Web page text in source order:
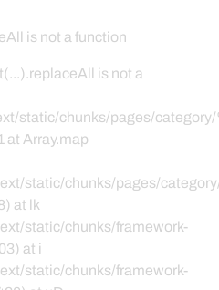
is not a function
is not a
static/chunks/pages/
at Array.map
static/chunks/pages/
at lk
static/chunks/framework-
at i
static/chunks/framework-